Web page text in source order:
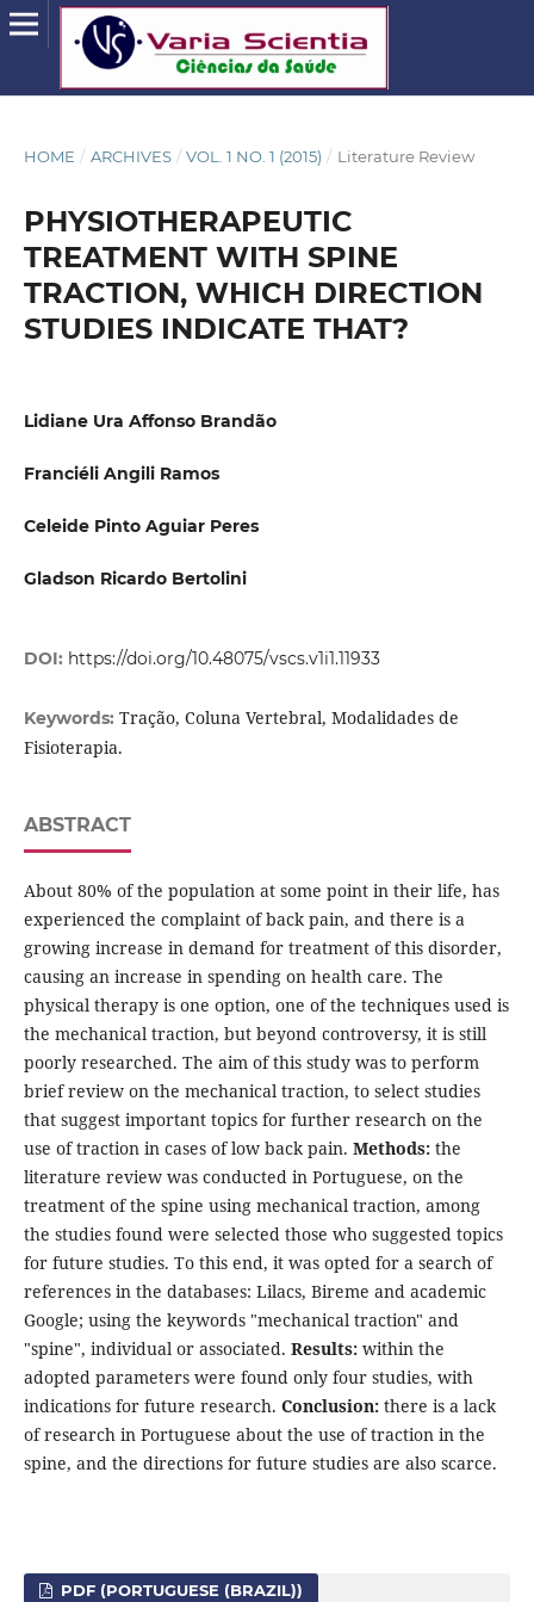
HOME / ARCHIVES / VOL. 1 NO. 1 (2015) / Literature Review
PHYSIOTHERAPEUTIC
TREATMENT WITH SPINE
TRACTION, WHICH DIRECTION
STUDIES INDICATE THAT?
Lidiane Ura Affonso Brandão
Franciéli Angili Ramos
Celeide Pinto Aguiar Peres
Gladson Ricardo Bertolini
DOI: https://doi.org/10.48075/vscs.v1i1.11933
Keywords: Tração, Coluna Vertebral, Modalidades de
Fisioterapia.
ABSTRACT
About 80% of the population at some point in their life, has
experienced the complaint of back pain, and there is a
growing increase in demand for treatment of this disorder,
causing an increase in spending on health care. The
physical therapy is one option, one of the techniques used is
the mechanical traction, but beyond controversy, it is still
poorly researched. The aim of this study was to perform
brief review on the mechanical traction, to select studies
that suggest important topics for further research on the
use of traction in cases of low back pain. Methods:the
literature review was conducted in Portuguese, on the
treatment of the spine using mechanical traction, among
the studies found were selected those who suggested topics
for future studies. To this end, it was opted for a search of
references in the databases: Lilacs, Bireme and academic
Google; using the keywords "mechanical traction" and
"spine", individual or associated. Results:within the
adopted parameters were found only four studies, with
indications for future research. Conclusion:there is a lack
of research in Portuguese about the use of traction in the
spine, and the directions for future studies are also scarce.
PDF (PORTUGUESE (BRAZIL))